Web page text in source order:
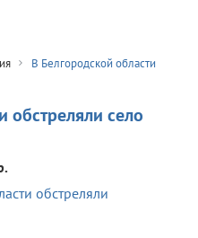
В Белгородской области
обстреляли село